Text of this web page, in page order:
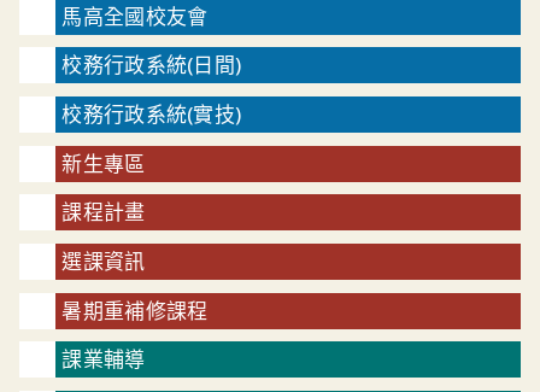
馬高全國校友會
校務行政系統(日間)
校務行政系統(實技)
新生專區
課程計畫
選課資訊
暑期重補修課程
課業輔導